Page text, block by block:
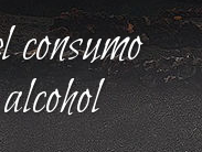
consumo